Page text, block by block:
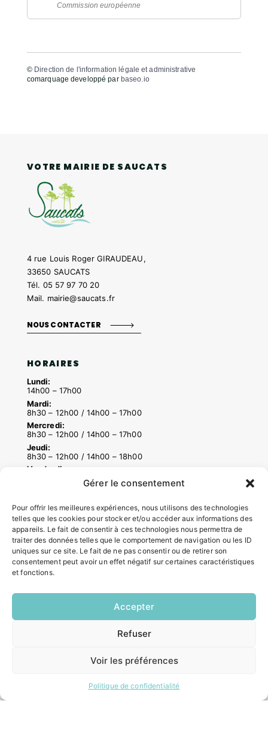
Gérer le consentement
Pour offrir les meilleures expériences, nous utilisons des technologies
telles que les cookies pour stocker et/ou accéder aux informations des
appareils. Le fait de consentir à ces technologies nous permettra de
traiter des données telles que le comportement de navigation ou les ID
uniques sur ce site. Le fait de ne pas consentir ou de retirer son
consentement peut avoir un effet négatif sur certaines caractéristiques
et fonctions.
Accepter
Refuser
Voir les préférences
Politique de confidentialité
Commission européenne
© Direction de l'information légale et administrative
comarquage developpé par baseo.io
VOTRE MAIRIE DE SAUCATS
4 rue Louis Roger GIRAUDEAU,
33650 SAUCATS
Tél. 05 57 97 70 20
Mail. mairie@saucats.fr
NOUS CONTACTER
HORAIRES
Lundi:
14h00 – 17h00
Mardi:
8h30 – 12h00 / 14h00 – 17h00
Mercredi:
8h30 – 12h00 / 14h00 – 17h00
Jeudi:
8h30 – 12h00 / 14h00 – 18h00
Vendredi:
8h30 – 12h00 / 14h00 – 16h30
ACCÉS RAPIDES
Contacter la mairie
Pôle santé
Le Saucatais
Formalités administratives
INFORMATIONS LÉGALES
Mentions légales